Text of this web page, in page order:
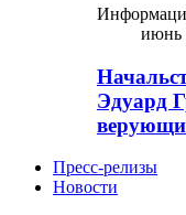
июнь
Эдуард
Пресс-релизы
Новости